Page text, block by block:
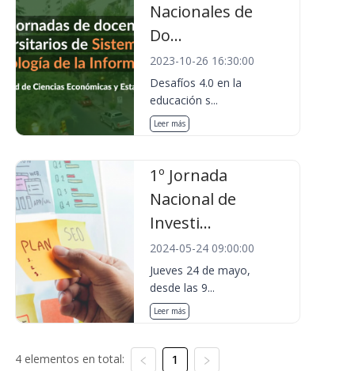
Nacionales de
Do...
2023-10-26 16:30:00
Desafíos 4.0 en la
educación s...
Leer más
1º Jornada
Nacional de
Investi...
2024-05-24 09:00:00
Jueves 24 de mayo,
desde las 9...
Leer más
4 elementos en total: 1